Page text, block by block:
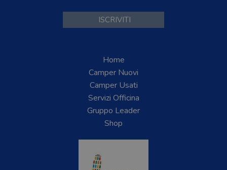
Home
Camper Nuovi
Camper Usati
Servizi Officina
Gruppo Leader
Shop